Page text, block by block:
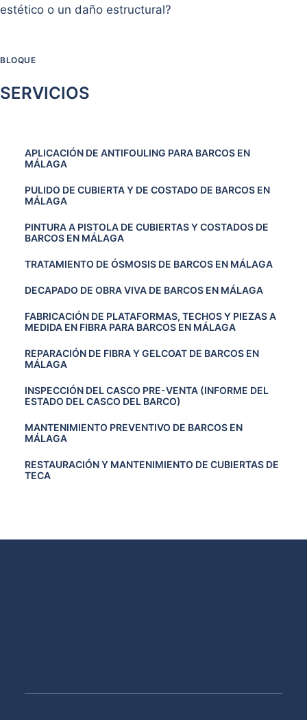
estético o un daño estructural?
BLOQUE
SERVICIOS
APLICACIÓN DE ANTIFOULING PARA BARCOS EN
MÁLAGA
PULIDO DE CUBIERTA Y DE COSTADO DE BARCOS EN
MÁLAGA
PINTURA A PISTOLA DE CUBIERTAS Y COSTADOS DE
BARCOS EN MÁLAGA
TRATAMIENTO DE ÓSMOSIS DE BARCOS EN MÁLAGA
DECAPADO DE OBRA VIVA DE BARCOS EN MÁLAGA
FABRICACIÓN DE PLATAFORMAS, TECHOS Y PIEZAS A
MEDIDA EN FIBRA PARA BARCOS EN MÁLAGA
REPARACIÓN DE FIBRA Y GELCOAT DE BARCOS EN
MÁLAGA
INSPECCIÓN DEL CASCO PRE-VENTA (INFORME DEL
ESTADO DEL CASCO DEL BARCO)
MANTENIMIENTO PREVENTIVO DE BARCOS EN
MÁLAGA
RESTAURACIÓN Y MANTENIMIENTO DE CUBIERTAS DE
TECA